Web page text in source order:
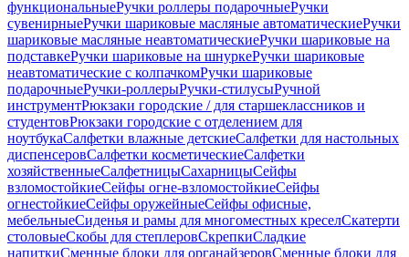
функциональныеРучки роллеры подарочныеРучки
сувенирныеРучки шариковые масляные автоматическиеРучки
шариковые масляные неавтоматическиеРучки шариковые на
подставкеРучки шариковые на шнуркеРучки шариковые
неавтоматические с колпачкомРучки шариковые
подарочныеРучки-роллерыРучки-стилусыРучной
инструментРюкзаки городские / для старшеклассников и
студентовРюкзаки городские с отделением для
ноутбукаСалфетки влажные детскиеСалфетки для настольных
диспенсеровСалфетки косметическиеСалфетки
хозяйственныеСалфетницыСахарницыСейфы
взломостойкиеСейфы огне-взломостойкиеСейфы
огнестойкиеСейфы оружейныеСейфы офисные,
мебельныеСиденья и рамы для многоместных креселСкатерти
столовыеСкобы для степлеровСкрепкиСладкие
напиткиСменные блоки для органайзеровСменные блоки для